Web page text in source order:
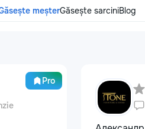
meșterGăsește sarciniBlog
Pro